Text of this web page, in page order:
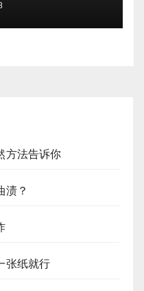
方法告诉你
渍？
张纸就行